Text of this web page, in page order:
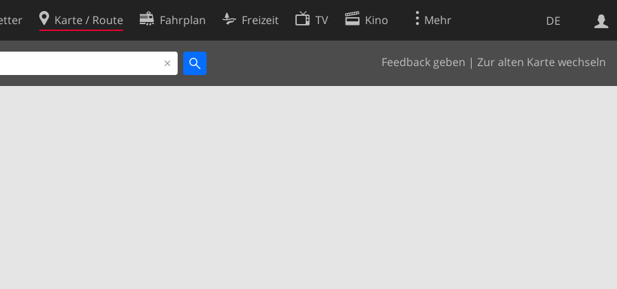
DE
Karte / Route Fahrplan Freizeit TV Kino Mehr
Feedback geben | Zur alten Karte wechseln
Websuche
Cookie-Richtlinie
Cookie-Einstellungen